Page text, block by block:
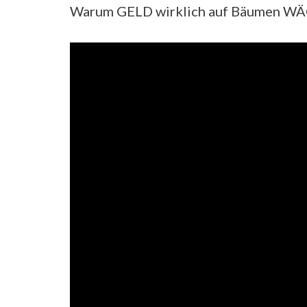
Warum GELD wirklich auf Bäumen